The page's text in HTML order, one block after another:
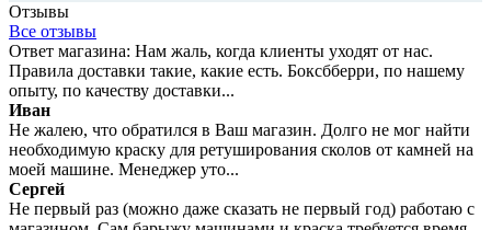
Отзывы
Все отзывы
Ответ магазина: Нам жаль, когда клиенты уходят от нас.
Правила доставки такие, какие есть. Боксбберри, по нашему
опыту, по качеству доставки...
Иван
Не жалею, что обратился в Ваш магазин. Долго не мог найти
необходимую краску для ретуширования сколов от камней на
моей машине. Менеджер уто...
Сергей
Не первый раз (можно даже сказать не первый год) работаю с